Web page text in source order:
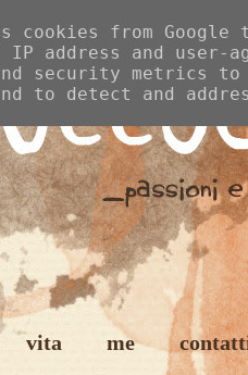
vita me
cookies from
address and user-
security metrics
to detect and